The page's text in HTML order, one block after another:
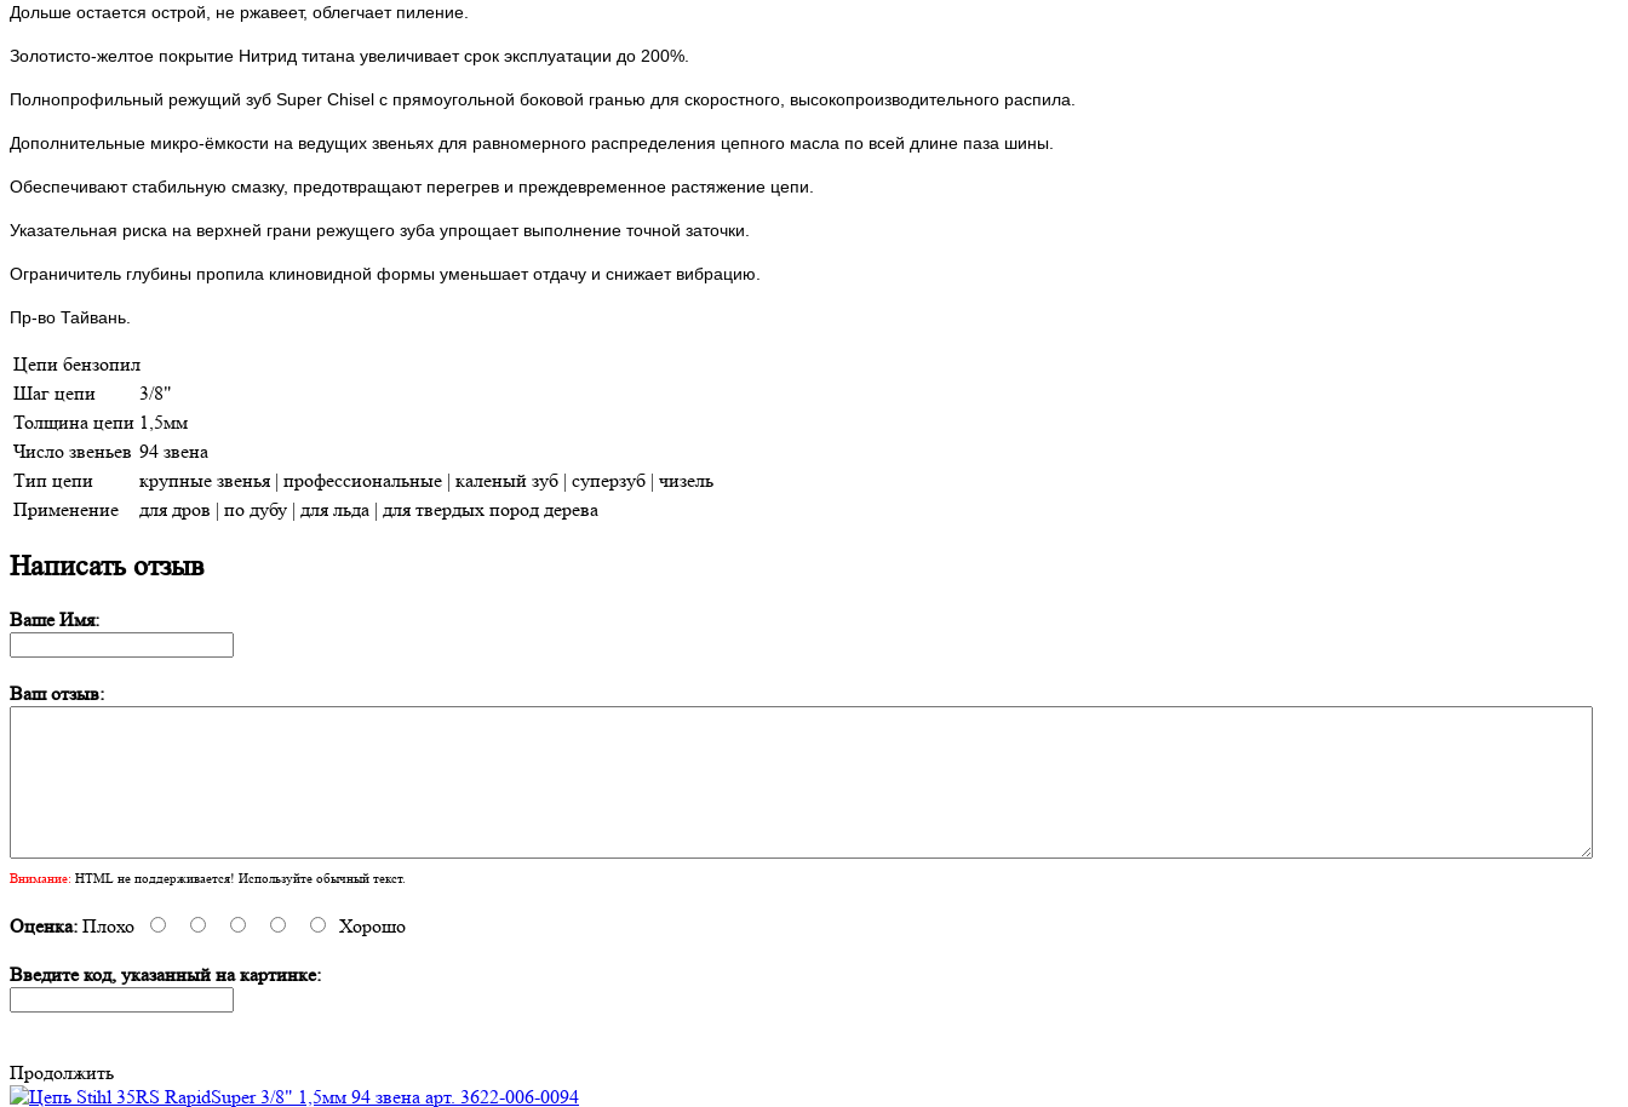
Дольше остается острой, не ржавеет, облегчает пиление.
Золотисто-желтое покрытие Нитрид титана увеличивает срок эксплуатации до 200%.
Полнопрофильный режущий зуб Super Chisel с прямоугольной боковой гранью для скоростного, высокопроизводительного распила.
Дополнительные микро-ёмкости на ведущих звеньях для равномерного распределения цепного масла по всей длине паза шины.
Обеспечивают стабильную смазку, предотвращают перегрев и преждевременное растяжение цепи.
Указательная риска на верхней грани режущего зуба упрощает выполнение точной заточки.
Ограничитель глубины пропила клиновидной формы уменьшает отдачу и снижает вибрацию.
Пр-во Тайвань.
Цепи бензопил
Шаг цепи
3/8"
Толщина цепи 1,5мм
Число звеньев 94 звена
Тип цепи
крупные звенья | профессиональные | каленый зуб | суперзуб | чизель
Применение
для дров | по дубу | для льда | для твердых пород дерева
Написать отзыв
Ваше Имя:
Ваш отзыв:
Внимание: HTML не поддерживается! Используйте обычный текст.
Оценка: Плохо Хорошо
Введите код, указанный на картинке:
Продолжить